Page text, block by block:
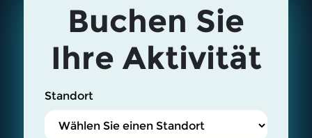
Buchen Sie
Ihre Aktivität
Standort